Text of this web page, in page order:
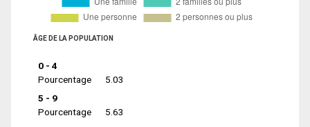
ÂGE DE LA POPULATION
0 - 4
Pourcentage
5.03
5 - 9
Pourcentage
5.63